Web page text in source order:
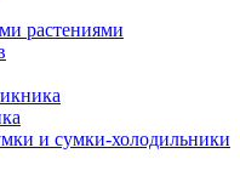
растениями
и сумки-холодильники